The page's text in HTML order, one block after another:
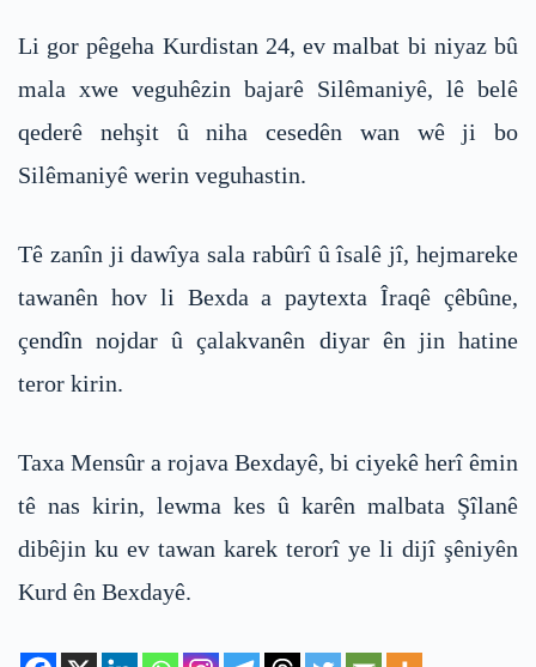
Li gor pêgeha Kurdistan 24, ev malbat bi niyaz bû
mala xwe veguhêzin bajarê Silêmaniyê, lê belê
qederê nehşit û niha cesedên wan wê ji bo
Silêmaniyê werin veguhastin.
Tê zanîn ji dawîya sala rabûrî û îsalê jî, hejmareke
tawanên hov li Bexda a paytexta Îraqê çêbûne,
çendîn nojdar û çalakvanên diyar ên jin hatine
teror kirin.
Taxa Mensûr a rojava Bexdayê, bi ciyekê herî êmin
tê nas kirin, lewma kes û karên malbata Şîlanê
dibêjin ku ev tawan karek terorî ye li dijî şêniyên
Kurd ên Bexdayê.